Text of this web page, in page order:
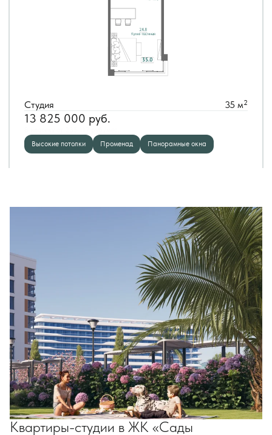
Студия 35 м2
13 825 000 руб.
Высокие потолки
Променад Панорамные окна
Квартиры-студии в ЖК «Сады